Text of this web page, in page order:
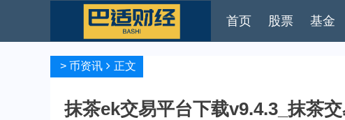
首页 股票 基金
> 币资讯 正文
抹茶ek交易平台下载v9.4.3_抹茶